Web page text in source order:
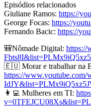
Episódios relacionados
Giuliane Ramos: https://
George Focas: https://
Fernando Bacic: https://
🎒Nômade Digital: https://
🇪🇺 Morar e trabalhar na
https://
👩‍💻 Mulheres em TI: